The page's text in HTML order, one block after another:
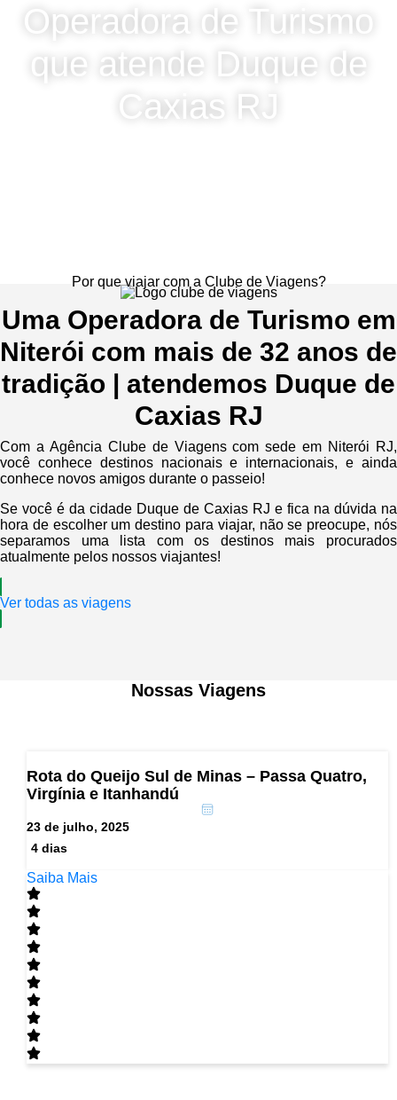
Operadora de Turismo
que atende Duque de
Caxias RJ
Por que viajar com a Clube de Viagens?
Uma Operadora de Turismo em
Niterói com mais de 32 anos de
tradição | atendemos Duque de
Caxias RJ
Com a Agência Clube de Viagens com sede em Niterói RJ,
você conhece destinos nacionais e internacionais, e ainda
conhece novos amigos durante o passeio!
Se você é da cidade Duque de Caxias RJ e fica na dúvida na
hora de escolher um destino para viajar, não se preocupe, nós
separamos uma lista com os destinos mais procurados
atualmente pelos nossos viajantes!
Ver todas as viagens
Nossas Viagens
Rota do Queijo Sul de Minas – Passa Quatro,
Virgínia e Itanhandú
23 de julho, 2025
4 dias
Saiba Mais